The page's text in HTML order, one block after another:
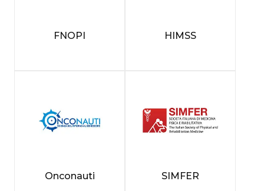
FNOPI HIMSS
Onconauti SIMFER